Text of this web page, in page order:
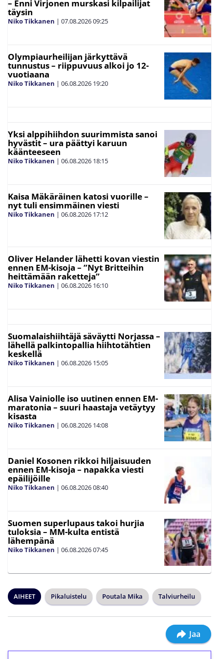
– Enni Virjonen murskasi kilpailijat
täysin
Niko Tikkanen | 07.08.202609:25
Olympiaurheilijan järkyttävä
tunnustus – riippuvuus alkoi jo 12-
vuotiaana
Niko Tikkanen | 06.08.2026 19:20
Yksi alppihiihdon suurimmista sanoi
hyvästit – ura päättyi karuun
käänteeseen
Niko Tikkanen | 06.08.2026 18:15
Kaisa Mäkäräinen katosi vuorille –
nyt tuli ensimmäinen viesti
Niko Tikkanen | 06.08.2026 17:12
Oliver Helander lähetti kovan viestin
ennen EM-kisoja – ”Nyt Britteihin
heittämään raketteja”
Niko Tikkanen | 06.08.2026 16:10
Suomalaishiihtäjä säväytti Norjassa –
lähellä palkintopallia hiihtotähtien
keskellä
Niko Tikkanen | 06.08.2026 15:05
Alisa Vainiolle iso uutinen ennen EM-
maratonia – suuri haastaja vetäytyy
kisasta
Niko Tikkanen | 06.08.2026 14:08
Daniel Kosonen rikkoi hiljaisuuden
ennen EM-kisoja – napakka viesti
epäilijöille
Niko Tikkanen | 06.08.202608:40
Suomen superlupaus takoi hurjia
tuloksia – MM-kulta entistä
lähempänä
Niko Tikkanen | 06.08.202607:45
AIHEET Pikaluistelu Poutala Mika Talviurheilu
Jaa